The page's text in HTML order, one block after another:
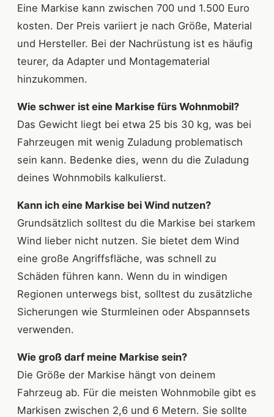
Eine Markise kann zwischen 700 und 1.500 Euro
kosten. Der Preis variiert je nach Größe, Material
und Hersteller. Bei der Nachrüstung ist es häufig
teurer, da Adapter und Montagematerial
hinzukommen.
Wie schwer ist eine Markise fürs Wohnmobil?
Das Gewicht liegt bei etwa 25 bis 30 kg, was bei
Fahrzeugen mit wenig Zuladung problematisch
sein kann. Bedenke dies, wenn du die Zuladung
deines Wohnmobils kalkulierst.
Kann ich eine Markise bei Wind nutzen?
Grundsätzlich solltest du die Markise bei starkem
Wind lieber nicht nutzen. Sie bietet dem Wind
eine große Angriffsfläche, was schnell zu
Schäden führen kann. Wenn du in windigen
Regionen unterwegs bist, solltest du zusätzliche
Sicherungen wie Sturmleinen oder Abspannsets
verwenden.
Wie groß darf meine Markise sein?
Die Größe der Markise hängt von deinem
Fahrzeug ab. Für die meisten Wohnmobile gibt es
Markisen zwischen 2,6 und 6 Metern. Sie sollte